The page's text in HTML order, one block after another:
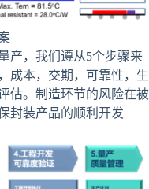
产，我们遵从5个步骤来
成本，交期，可靠性，生
估。制造环节的风险在被
封装产品的顺利开发